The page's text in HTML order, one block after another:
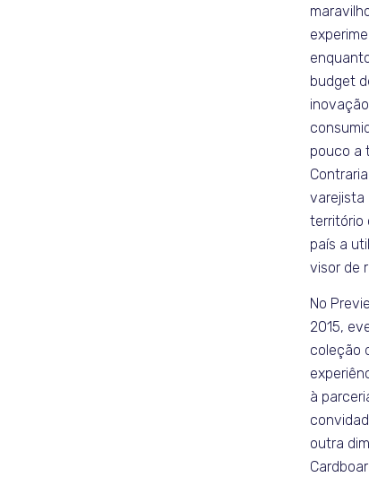
budget
pouco a
varejista
território
país a
visor de
No
2015,
coleção
à
outra